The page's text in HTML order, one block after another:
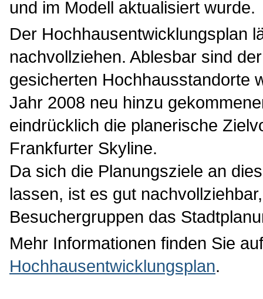
und im Modell aktualisiert wurde.
Der Hochhausentwicklungsplan
nachvollziehen. Ablesbar sind
gesicherten Hochhausstandorte
Jahr 2008 neu hinzu
eindrücklich die planerische
Frankfurter Skyline.
Da sich die Planungsziele an
lassen, ist es gut
Besuchergruppen das
Mehr Informationen finden Sie
Hochhausentwicklungsplan.